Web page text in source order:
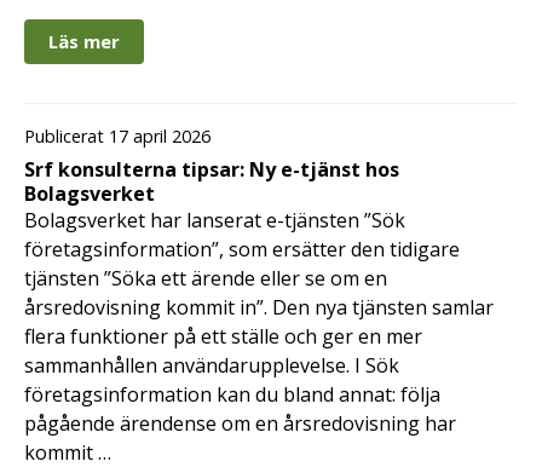
Läs mer
Publicerat 17 april 2026
Srf konsulterna tipsar: Ny e-tjänst hos
Bolagsverket
Bolagsverket har lanserat e-tjänsten ”Sök
företagsinformation”, som ersätter den tidigare
tjänsten ”Söka ett ärende eller se om en
årsredovisning kommit in”. Den nya tjänsten samlar
flera funktioner på ett ställe och ger en mer
sammanhållen användarupplevelse. I Sök
företagsinformation kan du bland annat: följa
pågående ärendense om en årsredovisning har
kommit …